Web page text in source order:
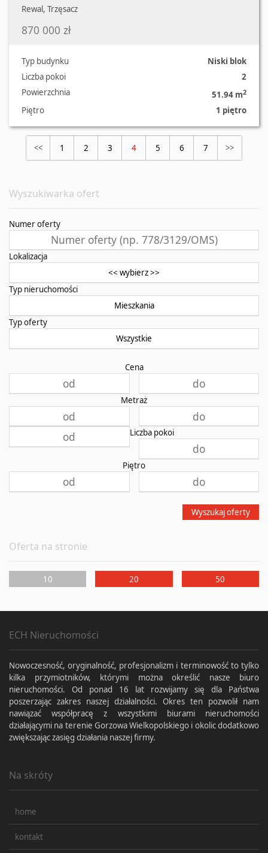
Rewal, Trzęsacz
870 000 zł
Typ budynku
Niski blok
Liczba pokoi
2
Powierzchnia
51.94 m2
Piętro 1 piętro
<< 1 2 3 4 5 6 7 >>
Wyszukiwarka ofert
Numer oferty
Lokalizacja
<< wybierz >>
Typ nieruchomości
Mieszkania
Typ oferty
Wszystkie
Cena
Metraż
Liczba pokoi
Piętro
Wyszukaj oferty
Oferta na stronie
10 20 50
ECH Nieruchomości
Nowoczesność, oryginalność, profesjonalizm i terminowość to tylko
kilka przymiotników, którymi można określić nasze biuro
nieruchomości. Od ponad 16 lat rozwijamy się dla Państwa
poszerzając zakres naszej działalności. Okres ten pozwolił nam
nawiązać współpracę z wszystkimi biurami nieruchomości
działającymi na terenie Gorzowa Wielkopolskiego i okolic dodatkowo
zwiększając zasięg działania naszej firmy.
Na skróty
home
kontakt